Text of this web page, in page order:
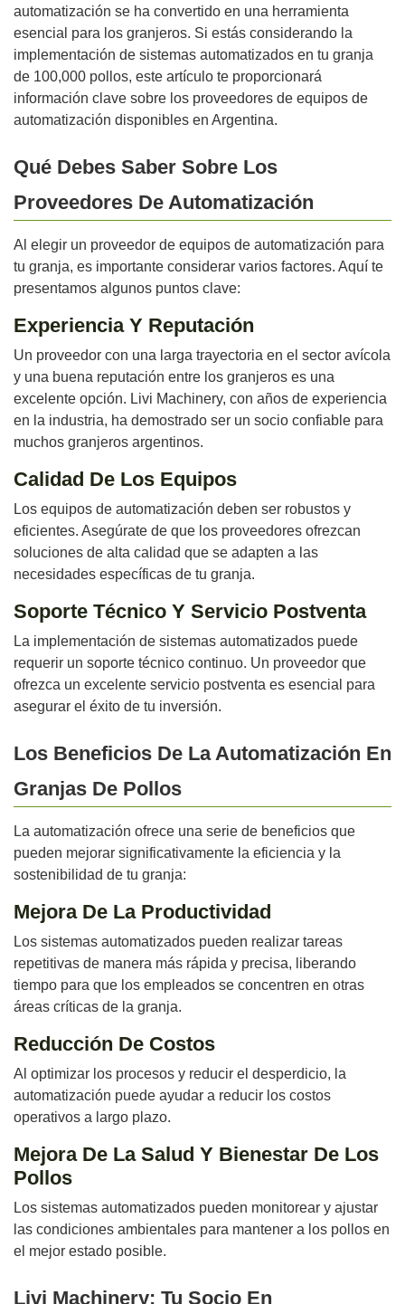
automatización se ha convertido en una herramienta
esencial para los granjeros. Si estás considerando la
implementación de sistemas automatizados en tu granja
de 100,000 pollos, este artículo te proporcionará
información clave sobre los proveedores de equipos de
automatización disponibles en Argentina.
Qué Debes Saber Sobre Los
Proveedores De Automatización
Al elegir un proveedor de equipos de automatización para
tu granja, es importante considerar varios factores. Aquí te
presentamos algunos puntos clave:
Experiencia Y Reputación
Un proveedor con una larga trayectoria en el sector avícola
y una buena reputación entre los granjeros es una
excelente opción. Livi Machinery, con años de experiencia
en la industria, ha demostrado ser un socio confiable para
muchos granjeros argentinos.
Calidad De Los Equipos
Los equipos de automatización deben ser robustos y
eficientes. Asegúrate de que los proveedores ofrezcan
soluciones de alta calidad que se adapten a las
necesidades específicas de tu granja.
Soporte Técnico Y Servicio Postventa
La implementación de sistemas automatizados puede
requerir un soporte técnico continuo. Un proveedor que
ofrezca un excelente servicio postventa es esencial para
asegurar el éxito de tu inversión.
Los Beneficios De La Automatización En
Granjas De Pollos
La automatización ofrece una serie de beneficios que
pueden mejorar significativamente la eficiencia y la
sostenibilidad de tu granja:
Mejora De La Productividad
Los sistemas automatizados pueden realizar tareas
repetitivas de manera más rápida y precisa, liberando
tiempo para que los empleados se concentren en otras
áreas críticas de la granja.
Reducción De Costos
Al optimizar los procesos y reducir el desperdicio, la
automatización puede ayudar a reducir los costos
operativos a largo plazo.
Mejora De La Salud Y Bienestar De Los
Pollos
Los sistemas automatizados pueden monitorear y ajustar
las condiciones ambientales para mantener a los pollos en
el mejor estado posible.
Livi Machinery: Tu Socio En